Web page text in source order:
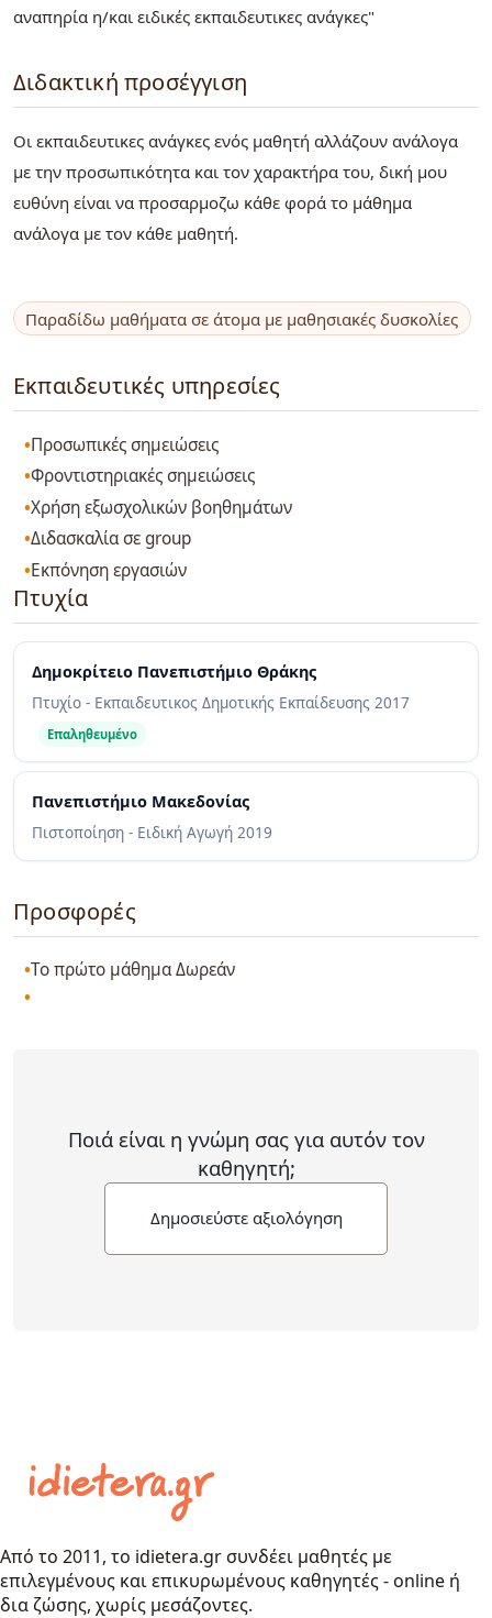
αναπηρία η/και ειδικές εκπαιδευτικες ανάγκες"
Διδακτική προσέγγιση
Οι εκπαιδευτικες ανάγκες ενός μαθητή αλλάζουν ανάλογα
με την προσωπικότητα και τον χαρακτήρα του, δική μου
ευθύνη είναι να προσαρμοζω κάθε φορά το μάθημα
ανάλογα με τον κάθε μαθητή.
Παραδίδω μαθήματα σε άτομα με μαθησιακές δυσκολίες
Εκπαιδευτικές υπηρεσίες
Προσωπικές σημειώσεις
Φροντιστηριακές σημειώσεις
Χρήση εξωσχολικών βοηθημάτων
Διδασκαλία σε group
Εκπόνηση εργασιών
Πτυχία
Δημοκρίτειο Πανεπιστήμιο Θράκης
Πτυχίο - Εκπαιδευτικος Δημοτικής Εκπαίδευσης 2017
Επαληθευμένο
Πανεπιστήμιο Μακεδονίας
Πιστοποίηση - Ειδική Αγωγή 2019
Προσφορές
Το πρώτο μάθημα Δωρεάν
Ποιά είναι η γνώμη σας για αυτόν τον
καθηγητή;
Δημοσιεύστε αξιολόγηση
Από το 2011, το idietera.gr συνδέει μαθητές με
επιλεγμένους και επικυρωμένους καθηγητές - online ή
δια ζώσης, χωρίς μεσάζοντες.